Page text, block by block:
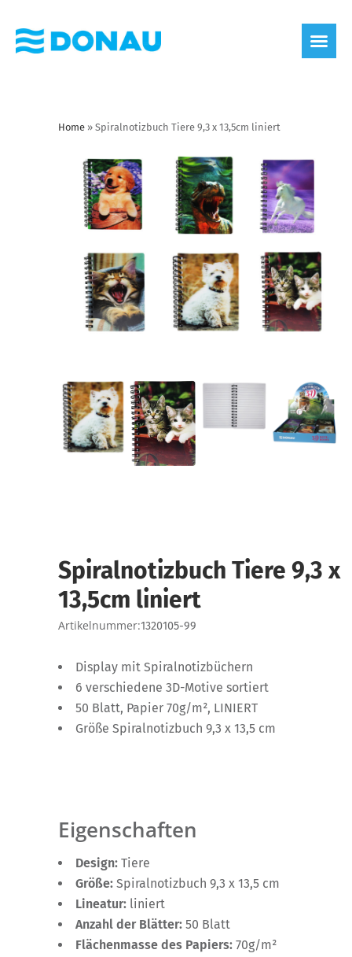
Home » Spiralnotizbuch Tiere 9,3 x 13,5cm liniert
Spiralnotizbuch Tiere 9,3 x
13,5cm liniert
Artikelnummer:1320105-99
Display mit Spiralnotizbüchern
6 verschiedene 3D-Motive sortiert
50 Blatt, Papier 70g/m², LINIERT
Größe Spiralnotizbuch 9,3 x 13,5 cm
Eigenschaften
Design: Tiere
Größe: Spiralnotizbuch 9,3 x 13,5 cm
Lineatur: liniert
Anzahl der Blätter: 50 Blatt
Flächenmasse des Papiers: 70g/m²